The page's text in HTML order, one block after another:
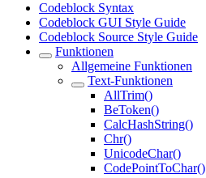
Codeblock Syntax
Codeblock GUI Style Guide
Codeblock Source Style Guide
Funktionen
Allgemeine Funktionen
Text-Funktionen
AllTrim()
BeToken()
CalcHashString()
Chr()
UnicodeChar()
CodePointToChar()